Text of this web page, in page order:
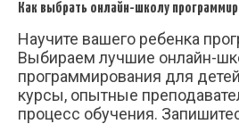
Как выбрать онлайн-школу
Научите вашего ребенка
Выбираем лучшие онлайн-
программирования для
курсы, опытные
процесс обучения.